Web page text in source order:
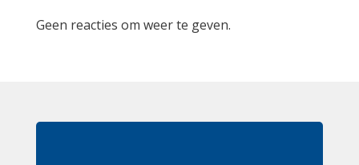
Geen reacties om weer te geven.